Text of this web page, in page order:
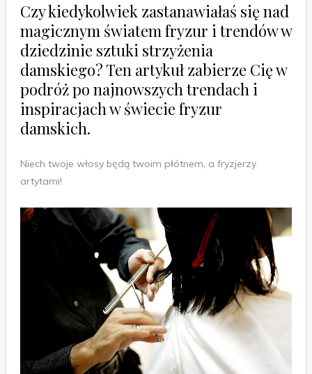
Czy kiedykolwiek zastanawiałaś się nad
magicznym światem fryzur i trendów w
dziedzinie sztuki strzyżenia
damskiego? Ten artykuł zabierze Cię w
podróż po najnowszych trendach i
inspiracjach w świecie fryzur
damskich.
Niech twoje włosy będą twoim płótnem, a fryzjerzy
artytami!